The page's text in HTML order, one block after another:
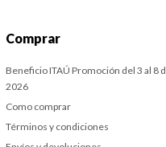
Comprar
Beneficio ITAÚ Promoción del 3 al 8
2026
Como comprar
Términos y condiciones